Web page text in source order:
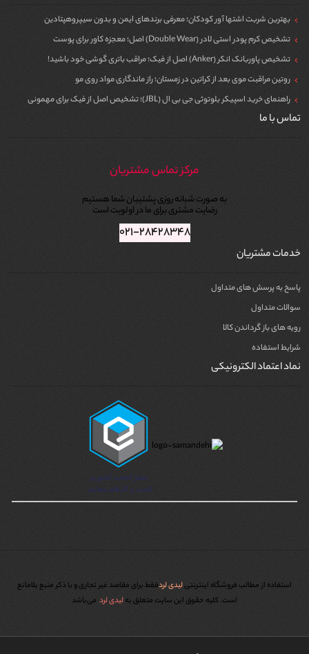
بهترین شربت اشتها آور کودکان؛ معرفی برندهای ایمن و بدون سیپروهپتادین
تشخیص کرم پودر استی لادر (Double Wear) اصل؛ معجزه کاور برای پوست
تشخیص پاوربانک انکر (Anker) اصل از فیک؛ مراقب باتری گوشی خود باشید!
روتین مراقبت موی بعد از کراتین در زمستان؛ راز ماندگاری مواد روی مو
راهنمای خرید اسپیکر بلوتوثی جی بی ال (JBL)؛ تشخیص اصل از فیک برای مهمونی
تماس با ما
مرکز تماس مشتریان
به صورت شبانه روزی پشتیبان شما هستیم
رضایت مشتری برای ما در اولویت است
۰۲۱-۲۸۴۲۸۳۴۸
خدمات مشتریان
پاسخ به پرسش های متداول
سوالات متداول
رویه های باز گرداندن کالا
شرایط استفاده
نماد اعتماد الکترونیکی
استفاده از مطالب فروشگاه اینترنتیلیدی لردفقط برای مقاصد غیر تجاری و با ذکر منبع بلامانع
است. کليه حقوق اين سايت متعلق بهلیدی لرد می‌باشد